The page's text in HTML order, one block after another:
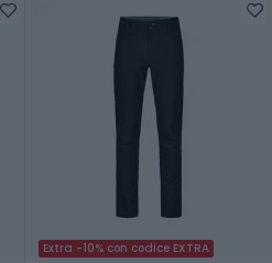
Extra -10% con codice EXTRA